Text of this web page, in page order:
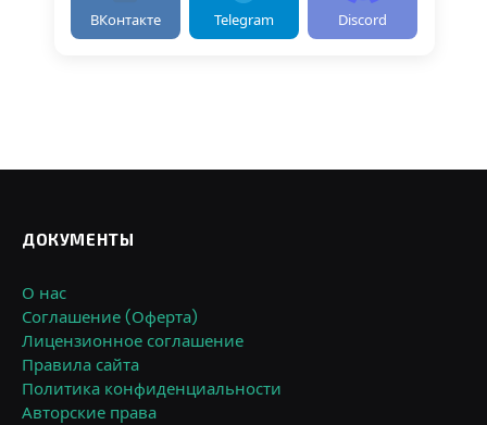
ВКонтакте Telegram Discord
ДОКУМЕНТЫ
О нас
Соглашение (Оферта)
Лицензионное соглашение
Правила сайта
Политика конфиденциальности
Авторские права